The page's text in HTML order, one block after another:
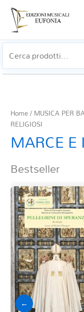
Home/ MUSICA PER
RELIGIOSI
MARCE
Bestseller
←